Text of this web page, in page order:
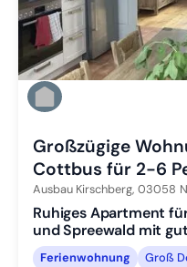
Großzügige
Cottbus für 2-6
Ausbau Kirschberg, 03058
Ruhiges Apartment
und Spreewald mit
Ferienwohnung
Groß